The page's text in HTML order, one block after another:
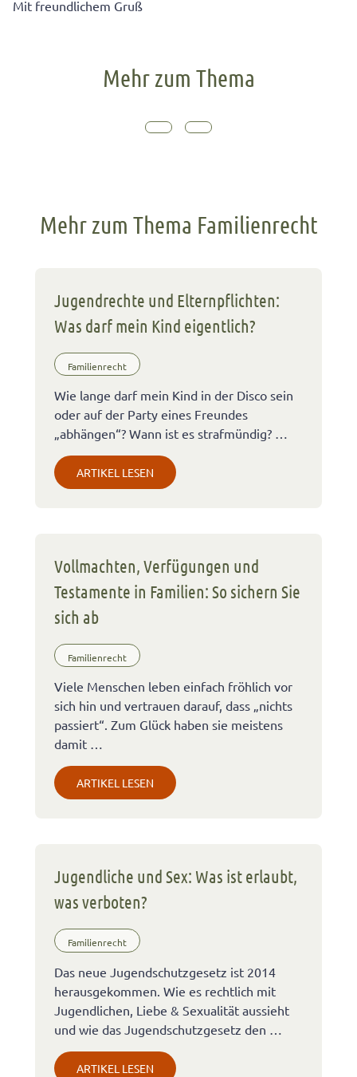
Mit freundlichem Gruß
Mehr zum Thema
Mehr zum Thema Familienrecht
Jugendrechte und Elternpflichten:
Was darf mein Kind eigentlich?
Familienrecht
Wie lange darf mein Kind in der Disco sein
oder auf der Party eines Freundes
„abhängen“? Wann ist es strafmündig? …
ARTIKEL LESEN
Vollmachten, Verfügungen und
Testamente in Familien: So sichern Sie
sich ab
Familienrecht
Viele Menschen leben einfach fröhlich vor
sich hin und vertrauen darauf, dass „nichts
passiert“. Zum Glück haben sie meistens
damit …
ARTIKEL LESEN
Jugendliche und Sex: Was ist erlaubt,
was verboten?
Familienrecht
Das neue Jugendschutzgesetz ist 2014
herausgekommen. Wie es rechtlich mit
Jugendlichen, Liebe & Sexualität aussieht
und wie das Jugendschutzgesetz den …
ARTIKEL LESEN